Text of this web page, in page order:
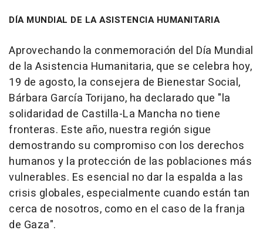
DÍA MUNDIAL DE LA ASISTENCIA HUMANITARIA
Aprovechando la conmemoración del Día Mundial
de la Asistencia Humanitaria, que se celebra hoy,
19 de agosto, la consejera de Bienestar Social,
Bárbara García Torijano, ha declarado que "la
solidaridad de Castilla-La Mancha no tiene
fronteras. Este año, nuestra región sigue
demostrando su compromiso con los derechos
humanos y la protección de las poblaciones más
vulnerables. Es esencial no dar la espalda a las
crisis globales, especialmente cuando están tan
cerca de nosotros, como en el caso de la franja
de Gaza".